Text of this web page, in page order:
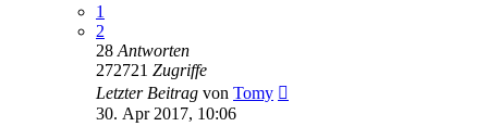
1
2
28 Antworten
272721 Zugriffe
Letzter Beitrag von Tomy
30. Apr 2017, 10:06